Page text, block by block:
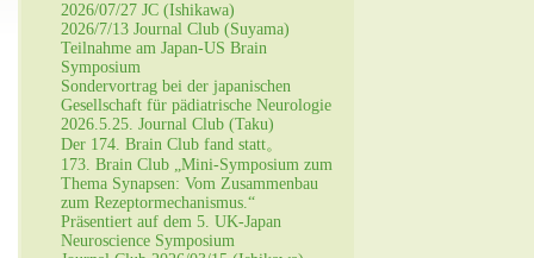
2026/07/27 JC (Ishikawa)
2026/7/13 Journal Club (Suyama)
Teilnahme am Japan-US Brain
Symposium
Sondervortrag bei der japanischen
Gesellschaft für pädiatrische Neurologie
2026.5.25. Journal Club (Taku)
Der 174. Brain Club fand statt。
173. Brain Club „Mini-Symposium zum
Thema Synapsen: Vom Zusammenbau
zum Rezeptormechanismus.“
Präsentiert auf dem 5. UK-Japan
Neuroscience Symposium